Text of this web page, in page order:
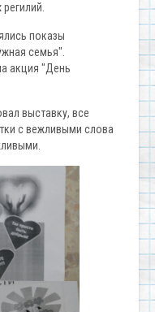
показы
семья".
акция "День
выставку, все
с вежливыми слова